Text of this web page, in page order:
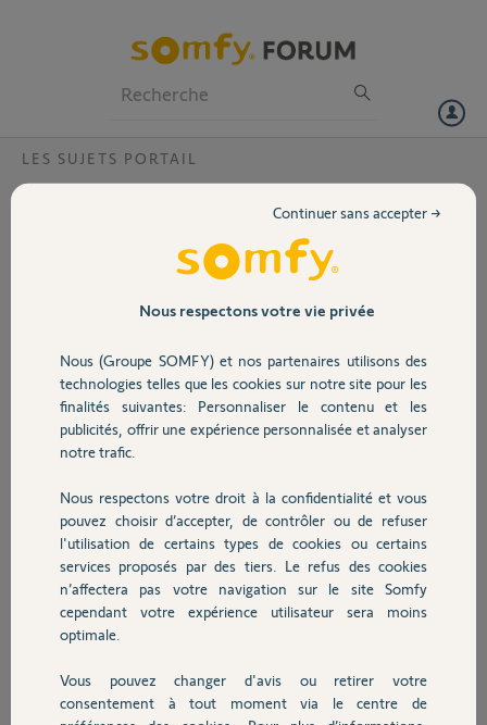
Volet
Sécurité
Domotique
Chauffage
Autres produits
Devis avec un pro
LES SUJETS PORTAIL
Evolvia 400 moteur qui ne s'arrete pas
Lors de l'ouverture ou de la fermeture j'ai mon moteur
gauche qui en fin de course de s'arrete pas de tourner ou en
tout cas la bobine métallique tourne en faisant du bruit.
Voir vidéo jointe . Seul un second appuie sur la télécommande stop le
Désolé mais vidéo ne passe pas trop lourde
Merci,
Stéphane B.
Participer au fil de discussion
Réponses
Généralement, c'est le petit pignon, s'il est en plastique, sur l'arbre
moteur électrique qui patine.
Nous respectons votre vie privée
Nous (Groupe SOMFY) et nos partenaires utilisons des
technologies telles que les cookies sur notre site pour les
finalités suivantes: Personnaliser le contenu et les
publicités, offrir une expérience personnalisée et analyser
notre trafic.
Nous respectons votre droit à la confidentialité et vous
pouvez choisir d’accepter, de contrôler ou de refuser
l'utilisation de certains types de cookies ou certains
services proposés par des tiers. Le refus des cookies
n’affectera pas votre navigation sur le site Somfy
cependant votre expérience utilisateur sera moins
optimale.
Vous pouvez changer d'avis ou retirer votre
consentement à tout moment via le centre de
Continuer sans accepter →